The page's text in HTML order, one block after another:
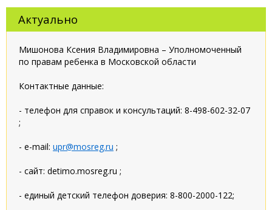
Актуально
Мишонова Ксения Владимировна – Уполномоченный
по правам ребенка в Московской области
Контактные данные:
- телефон для справок и консультаций: 8-498-602-32-07
;
- e-mail: upr@mosreg.ru ;
- сайт: detimo.mosreg.ru ;
- единый детский телефон доверия: 8-800-2000-122;